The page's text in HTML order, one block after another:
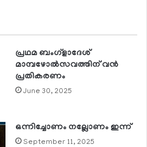
പ്രഥമ ബംഗ്‌ളാദേശ്
മാമ്പഴോല്‍സവത്തിന് വന്‍
പ്രതികരണം
June 30, 2025
ഒന്നിച്ചോണം നല്ലോണം ഇന്ന്
September 11, 2025